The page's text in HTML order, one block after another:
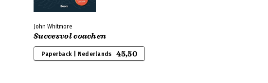
John Whitmore
Succesvol coachen
Paperback | Nederlands 45,50